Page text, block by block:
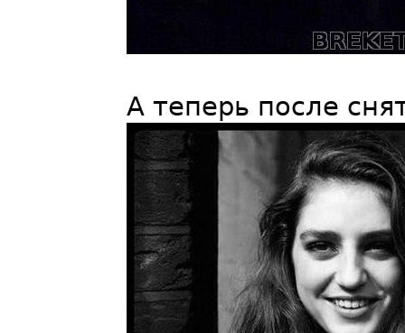
А теперь после